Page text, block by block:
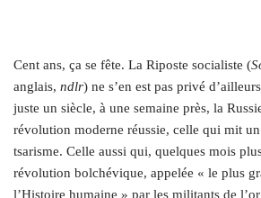
Cent ans, ça se fête. La Riposte socialiste (
anglais, ndlr) ne s’en est pas privé
juste un siècle, à une semaine près, la
révolution moderne réussie, celle qui mit
tsarisme. Celle aussi qui, quelques mois
révolution bolchévique, appelée « le plus
l’Histoire humaine » par les militants de